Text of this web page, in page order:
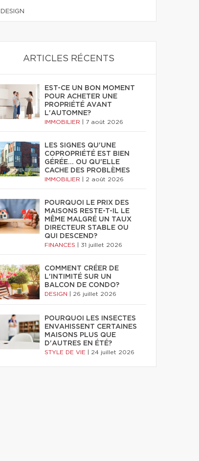
DESIGN
ARTICLES RÉCENTS
EST-CE UN BON MOMENT
POUR ACHETER UNE
PROPRIÉTÉ AVANT
L'AUTOMNE?
IMMOBILIER 7 août 2026
LES SIGNES QU'UNE
COPROPRIÉTÉ EST BIEN
GÉRÉE… OU QU'ELLE
CACHE DES PROBLÈMES
IMMOBILIER 2 août 2026
POURQUOI LE PRIX DES
MAISONS RESTE-T-IL LE
MÊME MALGRÉ UN TAUX
DIRECTEUR STABLE OU
QUI DESCEND?
FINANCES 31 juillet 2026
COMMENT CRÉER DE
L'INTIMITÉ SUR UN
BALCON DE CONDO?
DESIGN 26 juillet 2026
POURQUOI LES INSECTES
ENVAHISSENT CERTAINES
MAISONS PLUS QUE
D'AUTRES EN ÉTÉ?
STYLE DE VIE 24 juillet 2026